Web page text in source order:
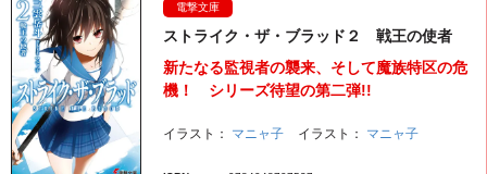
電撃文庫
ストライク・ザ・ブラッド２ 戦王の使者
新たなる監視者の襲来、そして魔族特区の危
機！ シリーズ待望の第二弾!!
イラスト： マニャ子 イラスト： マニャ子